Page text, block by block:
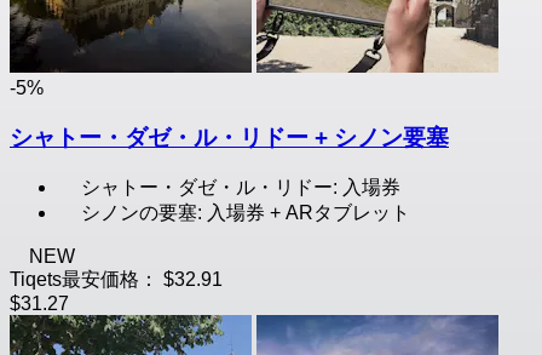
-5%
シャトー・ダゼ・ル・リドー + シノン要塞
シャトー・ダゼ・ル・リドー: 入場券
シノンの要塞: 入場券 + ARタブレット
NEW
Tiqets最安価格：
$32.91
$31.27